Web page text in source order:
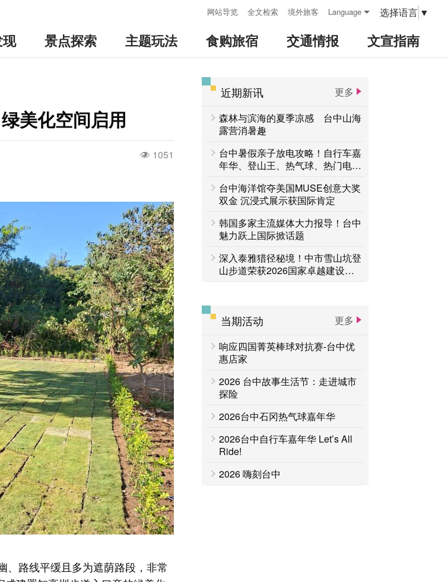
网站导览 全文检索 境外旅客 Language 选择语言 ▼
景点探索 主题玩法 食购旅宿 交通情报 文宣指南
美化空间启用
1051
、路线平缓且多为遮荫路段，非常
近期新讯
更多
森林与滨海的夏季凉感 台中山海
露营消暑趣
台中暑假亲子放电攻略！自行车嘉
年华、登山王、热气球、热门电影
台中海洋馆夺美国MUSE创意大奖
双金 沉浸式展示获国际肯定
韩国多家主流媒体大力报导！台中
魅力跃上国际掀话题
深入泰雅猎径秘境！中市雪山坑登
山步道荣获2026国家卓越建设奖
「金质奖」
当期活动
更多
响应四国菁英棒球对抗赛-台中优
惠店家
2026 台中故事生活节：走进城市
探险
2026台中石冈热气球嘉年华
2026台中自行车嘉年华 Let’s All
Ride!
2026 嗨刻台中